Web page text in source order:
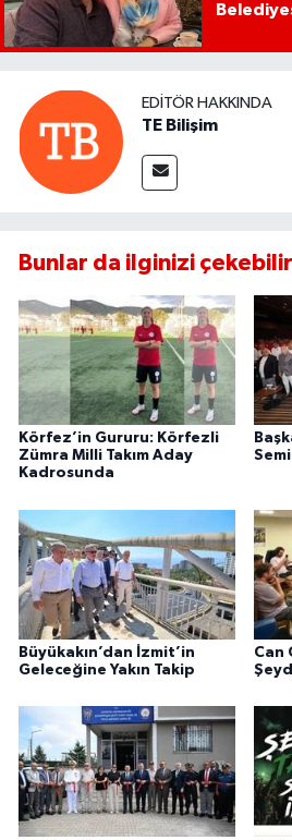
EDITÖR HAKKINDA
TE Bilişim
Bunlar da ilginizi çekebilir
Körfez’in Gururu: Körfezli
Zümra Milli Takım Aday
Kadrosunda
Büyükakın’dan İzmit’in
Geleceğine Yakın Takip
Can